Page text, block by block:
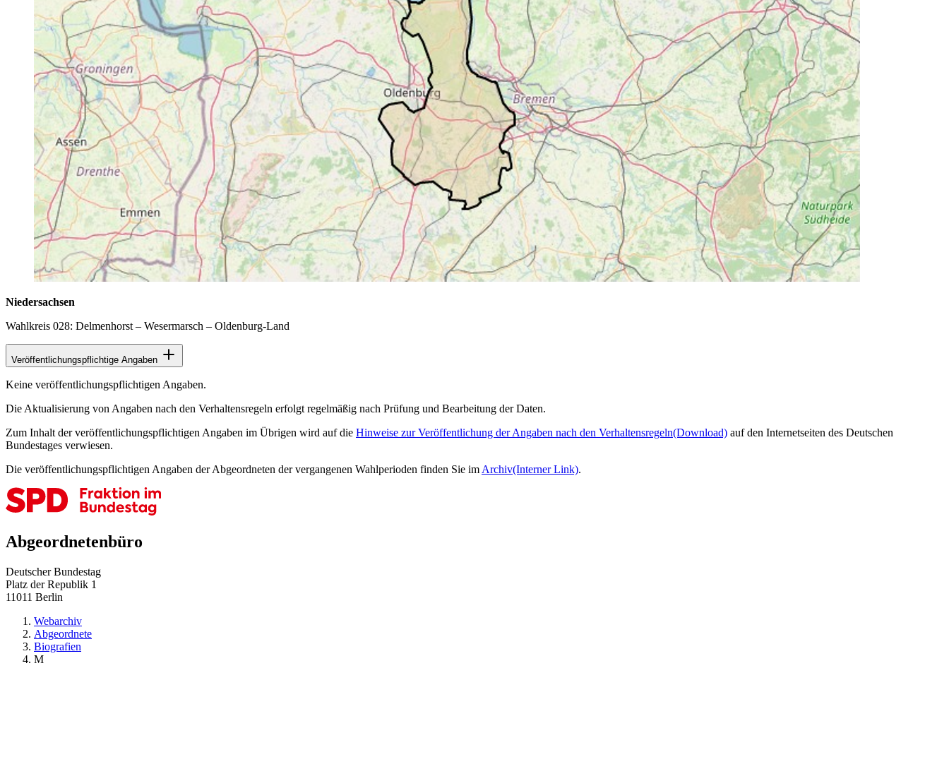
Niedersachsen
Wahlkreis 028: Delmenhorst – Wesermarsch – Oldenburg-Land
Veröffentlichungspflichtige Angaben
Keine veröffentlichungspflichtigen Angaben.
Die Aktualisierung von Angaben nach den Verhaltensregeln erfolgt regelmäßig nach Prüfung und Bearbeitung der Daten.
Zum Inhalt der veröffentlichungspflichtigen Angaben im Übrigen wird auf die Hinweise zur Veröffentlichung der Angaben nach den Verhaltensregeln(Download) auf den Internetseiten des Deutschen
Bundestages verwiesen.
Die veröffentlichungspflichtigen Angaben der Abgeordneten der vergangenen Wahlperioden finden Sie im Archiv(Interner Link).
Abgeordnetenbüro
Deutscher Bundestag
Platz der Republik 1
11011 Berlin
Webarchiv
Abgeordnete
Biografien
M